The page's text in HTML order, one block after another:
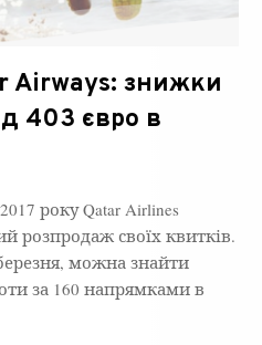
Airways: знижки
403 євро в
року Qatar Airlines
розпродаж своїх квитків.
можна знайти
за 160 напрямками в